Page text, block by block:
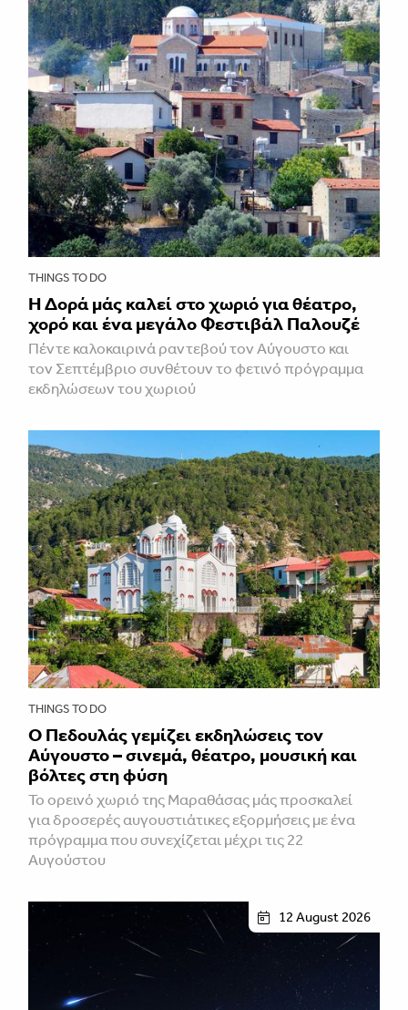
THINGS TO DO
Η Δορά μάς καλεί στο χωριό για θέατρο,
χορό και ένα μεγάλο Φεστιβάλ Παλουζέ
Πέντε καλοκαιρινά ραντεβού τον Αύγουστο και
τον Σεπτέμβριο συνθέτουν το φετινό πρόγραμμα
εκδηλώσεων του χωριού
THINGS TO DO
Ο Πεδουλάς γεμίζει εκδηλώσεις τον
Αύγουστο – σινεμά, θέατρο, μουσική και
βόλτες στη φύση
Το ορεινό χωριό της Μαραθάσας μάς προσκαλεί
για δροσερές αυγουστιάτικες εξορμήσεις με ένα
πρόγραμμα που συνεχίζεται μέχρι τις 22
Αυγούστου
12 August 2026